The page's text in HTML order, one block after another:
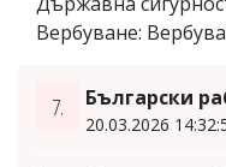
Вербуване:
7. Български
20.03.2026